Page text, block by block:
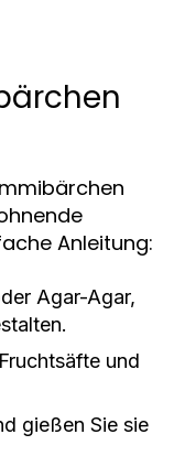
Anleitung:
Agar-Agar,
und
gießen Sie sie